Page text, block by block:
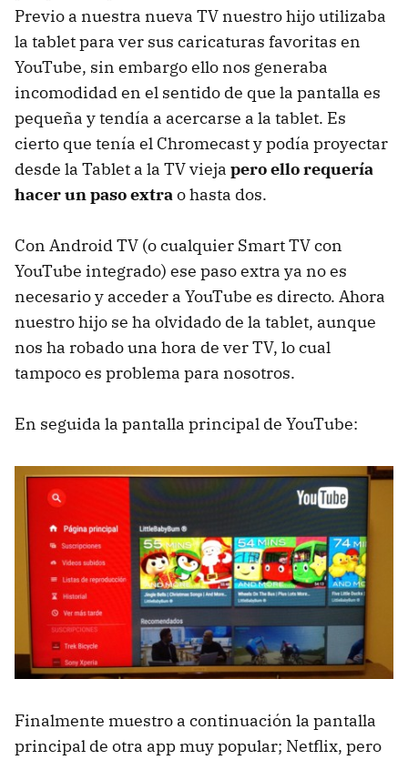
Previo a nuestra nueva TV nuestro hijo utilizaba
la tablet para ver sus caricaturas favoritas en
YouTube, sin embargo ello nos generaba
incomodidad en el sentido de que la pantalla es
pequeña y tendía a acercarse a la tablet. Es
cierto que tenía el Chromecast y podía proyectar
desde la Tablet a la TV vieja pero ello requería
hacer un paso extrao hasta dos.
Con Android TV (o cualquier Smart TV con
YouTube integrado) ese paso extra ya no es
necesario y acceder a YouTube es directo. Ahora
nuestro hijo se ha olvidado de la tablet, aunque
nos ha robado una hora de ver TV, lo cual
tampoco es problema para nosotros.
En seguida la pantalla principal de YouTube:
Finalmente muestro a continuación la pantalla
principal de otra app muy popular; Netflix, pero